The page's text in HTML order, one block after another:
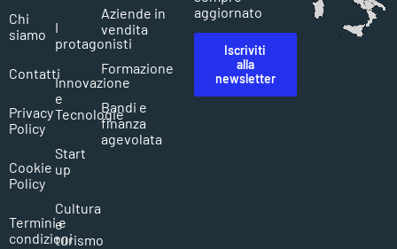
Chi
siamo
Contatti
Privacy
Policy
Cookie
Policy
Termini e
condizioni
I
protagonisti
Innovazione
e
Tecnologie
Start
up
Cultura
e
turismo
Aziende in
vendita
Formazione
Bandi e
finanza
agevolata
aggiornato
Iscriviti
alla
newsletter